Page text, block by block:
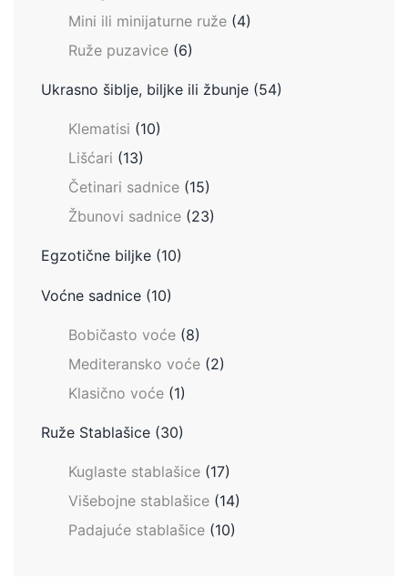
Mini ili minijaturne ruže (4)
Ruže puzavice (6)
Ukrasno šiblje, biljke ili žbunje (54)
Klematisi (10)
Lišćari (13)
Četinari sadnice (15)
Žbunovi sadnice (23)
Egzotične biljke (10)
Voćne sadnice (10)
Bobičasto voće (8)
Mediteransko voće (2)
Klasično voće (1)
Ruže Stablašice (30)
Kuglaste stablašice (17)
Višebojne stablašice (14)
Padajuće stablašice (10)